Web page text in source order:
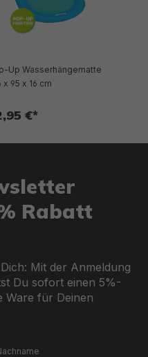
Up Wasserhängematte
x 95 x 16 cm
€*
Rabatt
Mit der Anmeldung
Du sofort einen 5%-
Ware für Deinen